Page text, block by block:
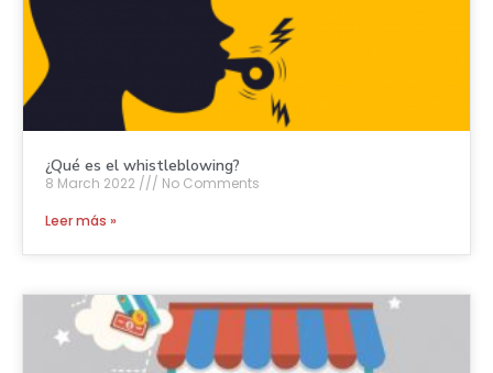
¿Qué es el whistleblowing?
8 March 2022
No Comments
Leer más »